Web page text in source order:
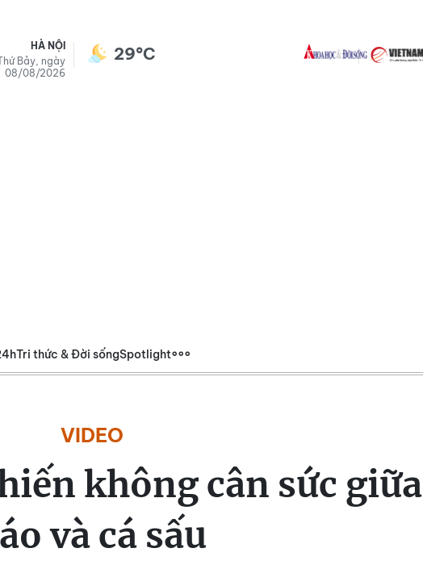
HÀ NỘI
Bảy, ngày
08/08/2026
29°C
Tri thức & Đời sốngSpotlight
VIDEO
không cân sức giữa
và cá sấu